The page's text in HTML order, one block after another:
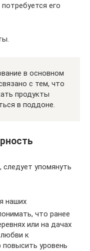
его
в основном
с тем, что
продукты
в поддоне.
упомянуть
наших
что ранее
или на дачах
к
уровень